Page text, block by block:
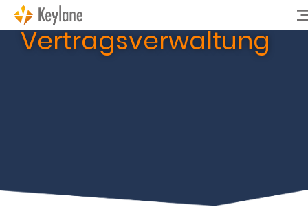
Vertragsverwaltung